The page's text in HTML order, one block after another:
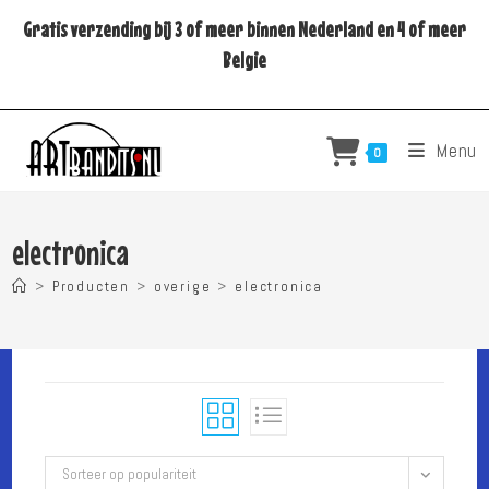
naarGratis verzending bij 3 of meer binnen Nederland en 4 of meer
Belgie
0 Menu
electronica
> Producten > overige > electronica
Sorteer op populariteit